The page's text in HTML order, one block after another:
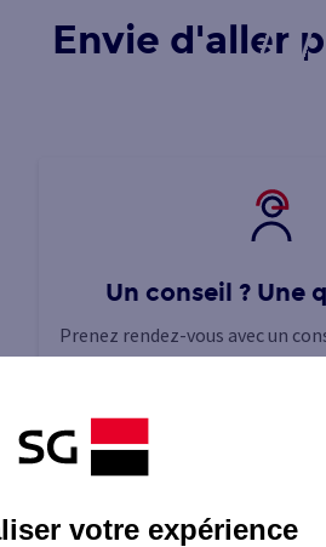
Envie d'aller
Un conseil ? Une
Prenez rendez-vous avec un
par
votre expérience